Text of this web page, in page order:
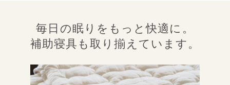
毎日の眠りをもっと快適に。
補助寝具も取り揃えています。